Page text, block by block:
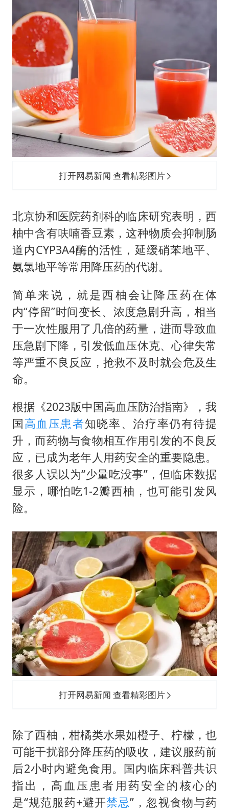
打开网易新闻 查看精彩图片
北京协和医院药剂科的临床研究表明，西
柚中含有呋喃香豆素，这种物质会抑制肠
道内CYP3A4酶的活性，延缓硝苯地平、
氨氯地平等常用降压药的代谢。
简单来说，就是西柚会让降压药在体
内“停留”时间变长、浓度急剧升高，相当
于一次性服用了几倍的药量，进而导致血
压急剧下降，引发低血压休克、心律失常
等严重不良反应，抢救不及时就会危及生
命。
根据《2023版中国高血压防治指南》，我
国高血压患者知晓率、治疗率仍有待提
升，而药物与食物相互作用引发的不良反
应，已成为老年人用药安全的重要隐患。
很多人误以为“少量吃没事”，但临床数据
显示，哪怕吃1-2瓣西柚，也可能引发风
险。
打开网易新闻 查看精彩图片
除了西柚，柑橘类水果如橙子、柠檬，也
可能干扰部分降压药的吸收，建议服药前
后2小时内避免食用。国内临床科普共识
指出，高血压患者用药安全的核心的
是“规范服药+避开禁忌”，忽视食物与药